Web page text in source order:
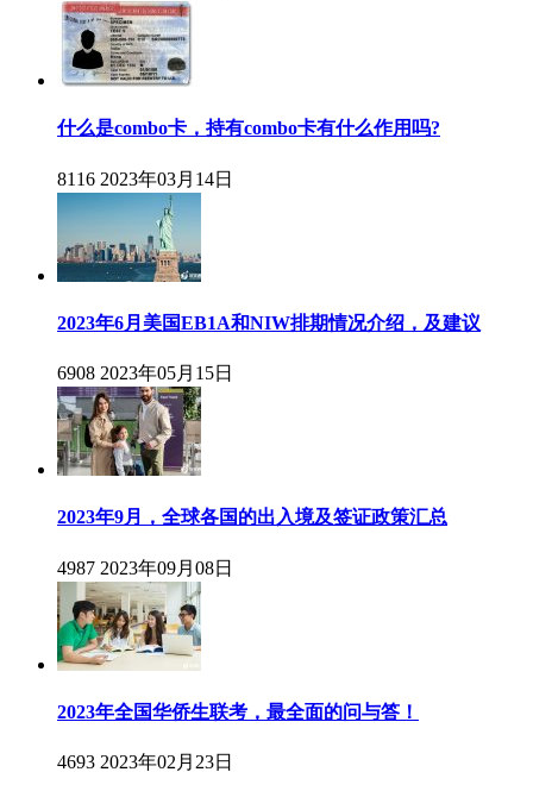
什么是combo卡，持有combo卡有什么作用吗?
8116 2023年03月14日
2023年6月美国EB1A和NIW排期情况介绍，及建议
6908 2023年05月15日
2023年9月，全球各国的出入境及签证政策汇总
4987 2023年09月08日
2023年全国华侨生联考，最全面的问与答！
4693 2023年02月23日